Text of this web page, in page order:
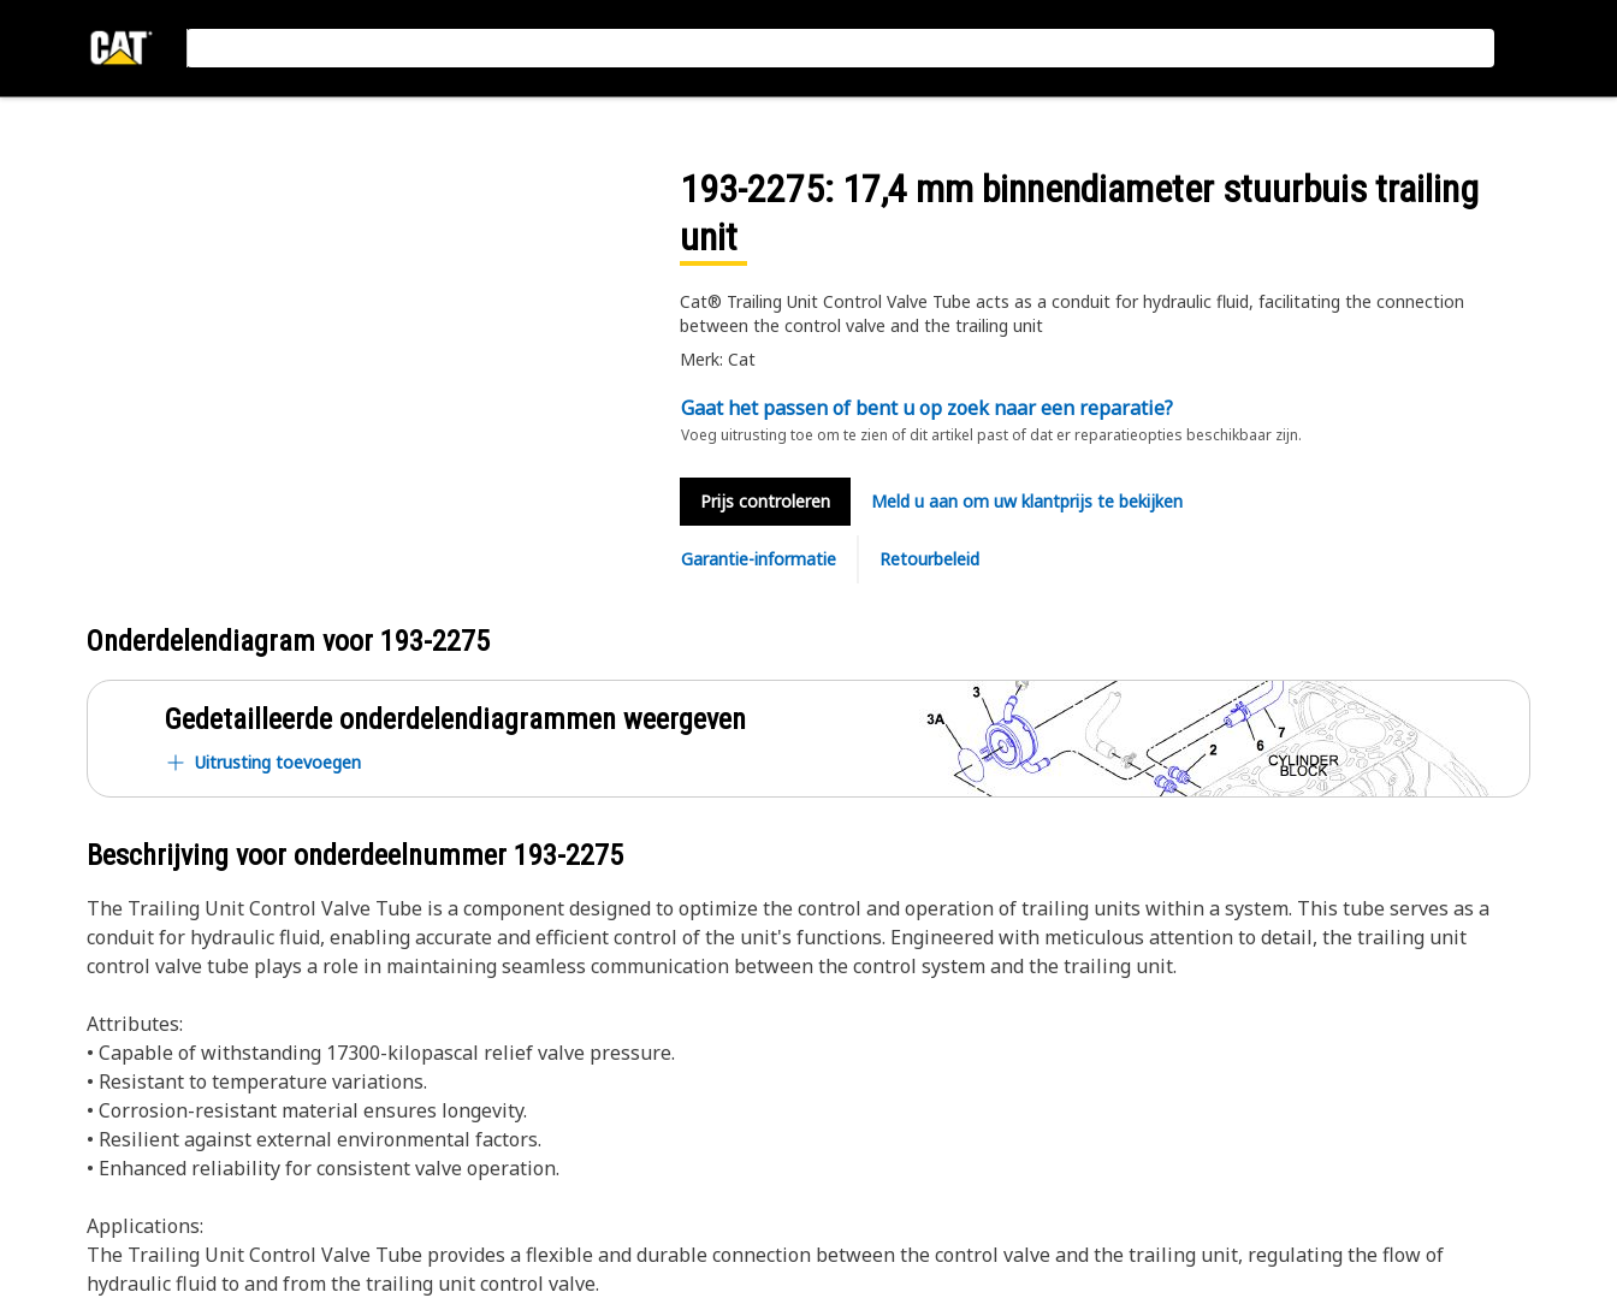
193-2275: 17,4 mm binnendiameter stuurbuis trailing
unit
Cat® Trailing Unit Control Valve Tube acts as a conduit for hydraulic fluid, facilitating the connection
between the control valve and the trailing unit
Merk: Cat
Gaat het passen of bent u op zoek naar een reparatie?
Voeg uitrusting toe om te zien of dit artikel past of dat er reparatieopties beschikbaar zijn.
Prijs controleren Meld u aan om uw klantprijs te bekijken
Garantie-informatie Retourbeleid
Onderdelendiagram voor 193-2275
Gedetailleerde onderdelendiagrammen weergeven
Uitrusting toevoegen
Beschrijving voor onderdeelnummer 193-2275
The Trailing Unit Control Valve Tube is a component designed to optimize the control and operation of trailing units within a system. This tube serves as a
conduit for hydraulic fluid, enabling accurate and efficient control of the unit's functions. Engineered with meticulous attention to detail, the trailing unit
control valve tube plays a role in maintaining seamless communication between the control system and the trailing unit.
Attributes:
• Capable of withstanding 17300-kilopascal relief valve pressure.
• Resistant to temperature variations.
• Corrosion-resistant material ensures longevity.
• Resilient against external environmental factors.
• Enhanced reliability for consistent valve operation.
Applications:
The Trailing Unit Control Valve Tube provides a flexible and durable connection between the control valve and the trailing unit, regulating the flow of
hydraulic fluid to and from the trailing unit control valve.